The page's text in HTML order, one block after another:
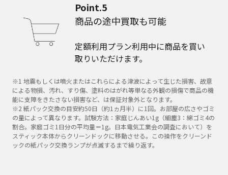
Point.5
商品の途中買取も可能
定額利⽤プラン利⽤中に商品を買い
取りいただけます。
※1 地震もしくは噴火またはこれらによる津波によって生じた損害、故意
による物損、汚れ、すり傷、塗料のはがれ等単なる外観の損傷で商品の機
能に支障をきたさない損害など、は保証対象外となります。
※2 紙パック交換の目安約50日（約1ヵ月半）に1回。お部屋の広さやゴミ
の量によって異なります。試験方法：家庭じんあい1g（細塵3：綿ゴミ4の
割合。家庭ゴミ1日分の平均量＝1g。日本電気工業会の調査において）を
スティック本体からクリーンドックに移動させる。この操作をクリーンド
ックの紙パック交換ランプが点滅するまで繰り返す。